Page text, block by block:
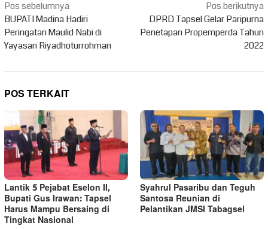
Navigasi
pos
Pos sebelumnya
BUPATI Madina Hadiri
Peringatan Maulid Nabi di
Yayasan Riyadhoturrohman
Pos berikutnya
DPRD Tapsel Gelar Paripurna
Penetapan Propemperda Tahun
2022
POS TERKAIT
Lantik 5 Pejabat Eselon II,
Bupati Gus Irawan: Tapsel
Harus Mampu Bersaing di
Tingkat Nasional
Syahrul Pasaribu dan Teguh
Santosa Reunian di
Pelantikan JMSI Tabagsel